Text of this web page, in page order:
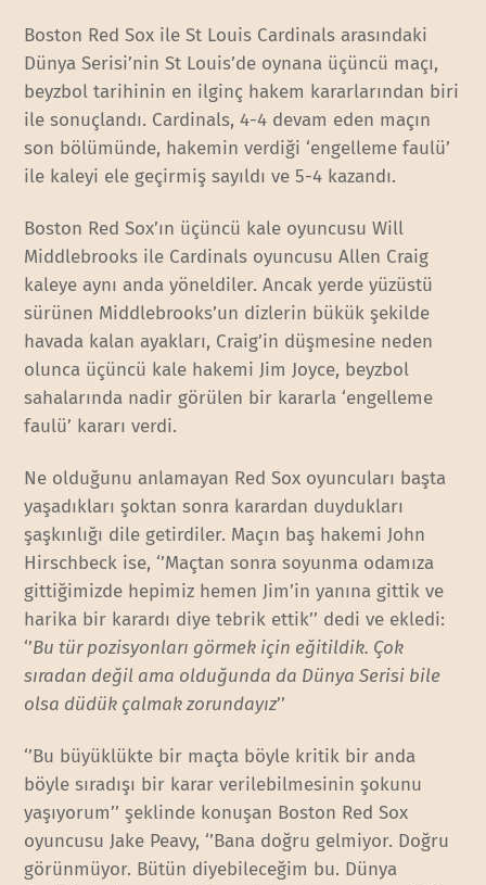
Boston Red Sox ile St Louis Cardinals arasındaki
Dünya Serisi’nin St Louis’de oynana üçüncü maçı,
beyzbol tarihinin en ilginç hakem kararlarından biri
ile sonuçlandı. Cardinals, 4-4 devam eden maçın
son bölümünde, hakemin verdiği ‘engelleme faulü’
ile kaleyi ele geçirmiş sayıldı ve 5-4 kazandı.
Boston Red Sox’ın üçüncü kale oyuncusu Will
Middlebrooks ile Cardinals oyuncusu Allen Craig
kaleye aynı anda yöneldiler. Ancak yerde yüzüstü
sürünen Middlebrooks’un dizlerin bükük şekilde
havada kalan ayakları, Craig’in düşmesine neden
olunca üçüncü kale hakemi Jim Joyce, beyzbol
sahalarında nadir görülen bir kararla ‘engelleme
faulü’ kararı verdi.
Ne olduğunu anlamayan Red Sox oyuncuları başta
yaşadıkları şoktan sonra karardan duydukları
şaşkınlığı dile getirdiler. Maçın baş hakemi John
Hirschbeck ise, ‘’Maçtan sonra soyunma odamıza
gittiğimizde hepimiz hemen Jim’in yanına gittik ve
harika bir karardı diye tebrik ettik’’ dedi ve ekledi:
‘’Bu tür pozisyonları görmek için eğitildik. Çok
sıradan değil ama olduğunda da Dünya Serisi bile
olsa düdük çalmak zorundayız’’
‘’Bu büyüklükte bir maçta böyle kritik bir anda
böyle sıradışı bir karar verilebilmesinin şokunu
yaşıyorum’’ şeklinde konuşan Boston Red Sox
oyuncusu Jake Peavy, ‘’Bana doğru gelmiyor. Doğru
görünmüyor. Bütün diyebileceğim bu. Dünya